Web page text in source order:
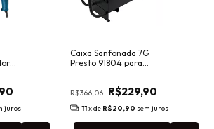
juros
Caixa Sanfonada 7G
Presto 91804 para
Ferramentas
R$366,06 R$229,90
11x de R$20,90 sem juros